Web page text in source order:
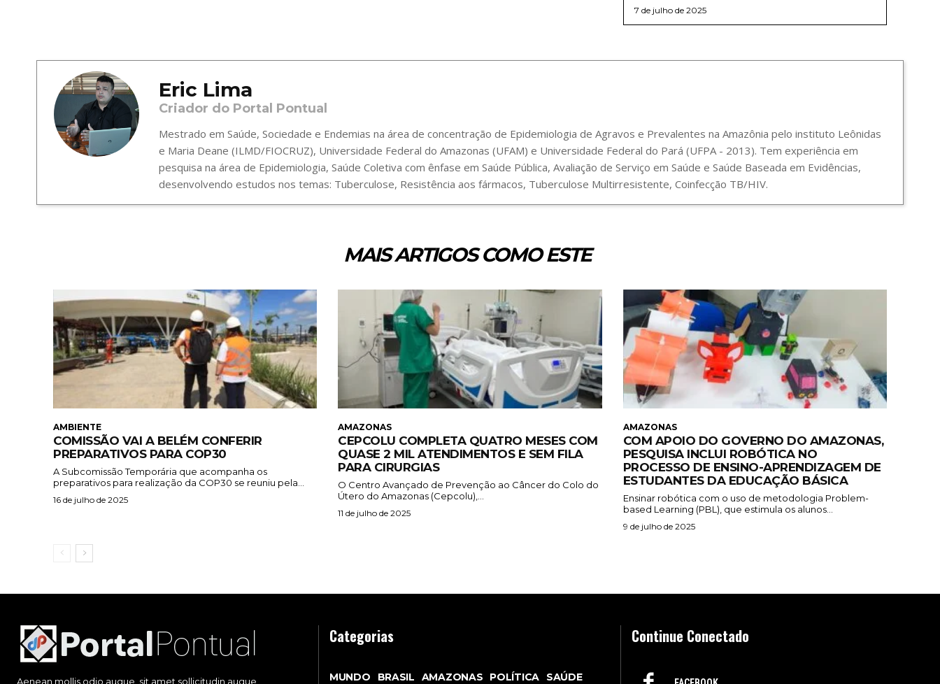
7 de julho de 2025
Eric Lima
Criador do Portal Pontual
Mestrado em Saúde, Sociedade e Endemias na área de concentração de Epidemiologia de Agravos e Prevalentes na Amazônia pelo instituto Leônidas
e Maria Deane (ILMD/FIOCRUZ), Universidade Federal do Amazonas (UFAM) e Universidade Federal do Pará (UFPA - 2013). Tem experiência em
pesquisa na área de Epidemiologia, Saúde Coletiva com ênfase em Saúde Pública, Avaliação de Serviço em Saúde e Saúde Baseada em Evidências,
desenvolvendo estudos nos temas: Tuberculose, Resistência aos fármacos, Tuberculose Multirresistente, Coinfecção TB/HIV.
MAIS ARTIGOS COMO ESTE
AMBIENTE
COMISSÃO VAI A BELÉM CONFERIR
PREPARATIVOS PARA COP30
A Subcomissão Temporária que acompanha os
preparativos para realização da COP30 se reuniu pela...
16 de julho de 2025
AMAZONAS
CEPCOLU COMPLETA QUATRO MESES COM
QUASE 2 MIL ATENDIMENTOS E SEM FILA
PARA CIRURGIAS
O Centro Avançado de Prevenção ao Câncer do Colo do
Útero do Amazonas (Cepcolu),...
11 de julho de 2025
AMAZONAS
COM APOIO DO GOVERNO DO AMAZONAS,
PESQUISA INCLUI ROBÓTICA NO
PROCESSO DE ENSINO-APRENDIZAGEM DE
ESTUDANTES DA EDUCAÇÃO BÁSICA
Ensinar robótica com o uso de metodologia Problem-
based Learning (PBL), que estimula os alunos...
9 de julho de 2025
Aenean mollis odio augue, sit amet sollicitudin augue
Categorias
MUNDO BRASIL AMAZONAS POLÍTICA SAÚDE
Continue Conectado